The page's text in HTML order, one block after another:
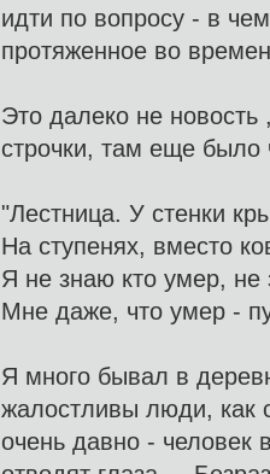
идти по вопросу - в
протяженное во
Это далеко не
строчки, там еще
"Лестница. У стенки
На ступенях, вместо
Я не знаю кто умер, не
Мне даже, что умер -
Я много бывал в
жалостливы люди, как
очень давно - человек